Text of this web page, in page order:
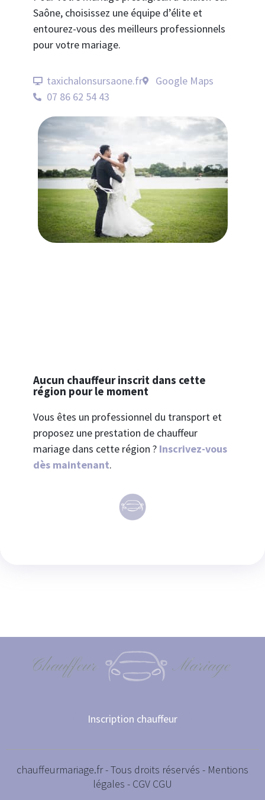
Saône, choisissez une équipe d’élite et
entourez-vous des meilleurs professionnels
pour votre mariage.
taxichalonsursaone.fr
Google Maps
07 86 62 54 43
Aucun chauffeur inscrit dans cette
région pour le moment
Vous êtes un professionnel du transport et
proposez une prestation de chauffeur
mariage dans cette région ? Inscrivez-vous
dès maintenant.
Inscription chauffeur
chauffeurmariage.fr - Tous droits réservés - Mentions
légales - CGV CGU